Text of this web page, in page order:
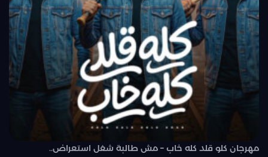
مهرجان كلو قلد كله خاب – مش طالبة شغل استعراض..